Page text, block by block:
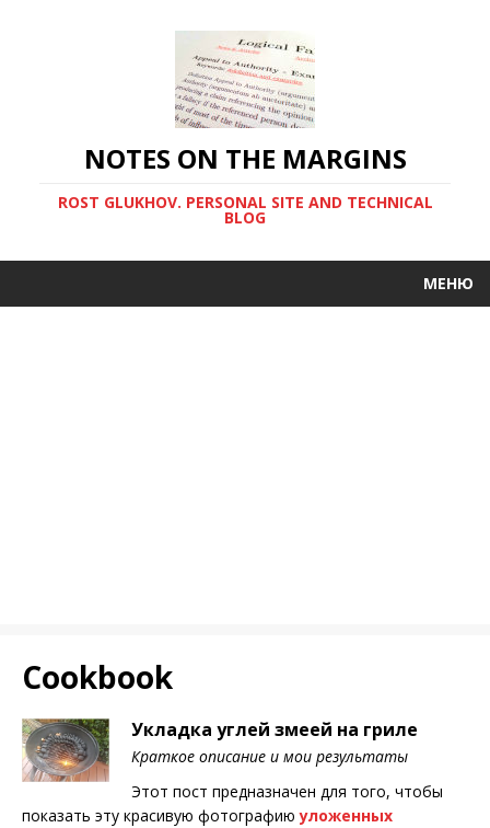
NOTES ON THE MARGINS
ROST GLUKHOV. PERSONAL SITE AND TECHNICAL
BLOG
МЕНЮ
Cookbook
Укладка углей змеей на гриле
Краткое описание и мои результаты
Этот пост предназначен для того, чтобы
показать эту красивую фотографиюуложенных